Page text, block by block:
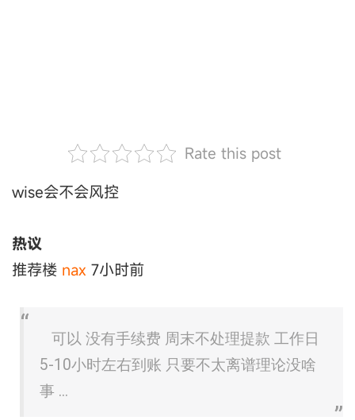
Rate this post
wise会不会风控
热议
推荐楼 nax 7小时前
可以 没有手续费 周末不处理提款 工作日
5-10小时左右到账 只要不太离谱理论没啥
事 ...